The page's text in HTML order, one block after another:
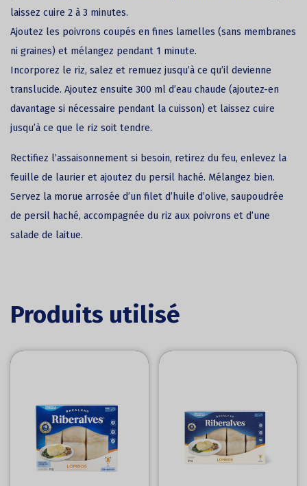
laissez cuire 2 à 3 minutes.
Ajoutez les poivrons coupés en fines lamelles (sans membranes
ni graines) et mélangez pendant 1 minute.
Incorporez le riz, salez et remuez jusqu’à ce qu’il devienne
translucide. Ajoutez ensuite 300 ml d’eau chaude (ajoutez-en
davantage si nécessaire pendant la cuisson) et laissez cuire
jusqu’à ce que le riz soit tendre.
Rectifiez l’assaisonnement si besoin, retirez du feu, enlevez la
feuille de laurier et ajoutez du persil haché. Mélangez bien.
Servez la morue arrosée d’un filet d’huile d’olive, saupoudrée
de persil haché, accompagnée du riz aux poivrons et d’une
salade de laitue.
Produits utilisé